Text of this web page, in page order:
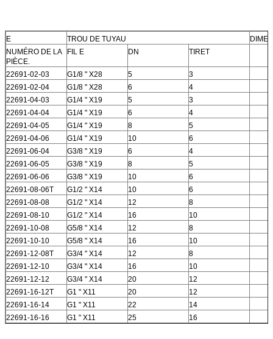
E TROU DE TUYAU
NUMÉRO DE LA
PIÈCE.
FIL E DN TIRET
22691-02-03 G1/8 " X28 5
3
22691-02-04
G1/8 " X28 6
4
22691-04-03
G1/4 " X19 5
3
22691-04-04
G1/4 " X19 6
4
22691-04-05
G1/4 " X19 8
5
22691-04-06
G1/4 " X19 10
6
22691-06-04
G3/8 " X19 6
4
22691-06-05
G3/8 " X19 8
5
22691-06-06
G3/8 " X19 10
6
22691-08-06T
G1/2 " X14 10
6
22691-08-08
G1/2 " X14 12
8
22691-08-10
G1/2 " X14 16
10
22691-10-08
G5/8 " X14 12
8
22691-10-10
G5/8 " X14 16
10
22691-12-08T
G3/4 " X14 12
8
22691-12-10
G3/4 " X14 16
10
22691-12-12
G3/4 " X14 20
12
22691-16-12T
G1 " X11 20
12
22691-16-14
G1 " X11 22
14
22691-16-16
G1 " X11 25 16